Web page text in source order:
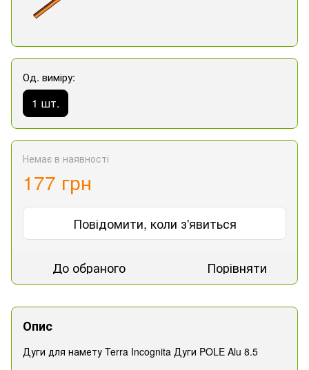
Од. виміру:
1 шт.
Немає в наявності
177 грн
Повідомити, коли з'явиться
До обраного Порівняти
Опис
Дуги для намету Terra Incognita Дуги POLE Alu 8.5